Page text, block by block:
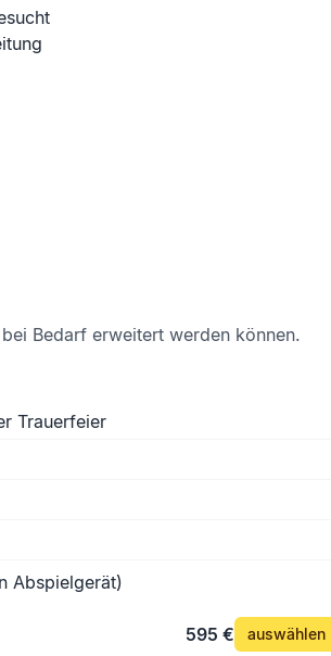
Bedarf erweitert werden können.
Trauerfeier
Abspielgerät)
595 € auswählen